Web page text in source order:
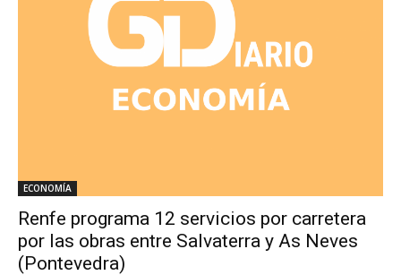
ECONOMÍA
Renfe programa 12 servicios por carretera
por las obras entre Salvaterra y As Neves
(Pontevedra)